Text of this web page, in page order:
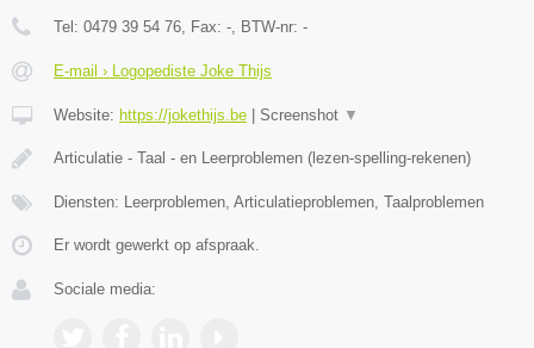
Tel: 0479 39 54 76, Fax: -, BTW-nr: -
E-mail › Logopediste Joke Thijs
Website: https://jokethijs.be Screenshot ▼
Articulatie - Taal - en Leerproblemen (lezen-spelling-rekenen)
Diensten: Leerproblemen, Articulatieproblemen, Taalproblemen
Er wordt gewerkt op afspraak.
Sociale media: